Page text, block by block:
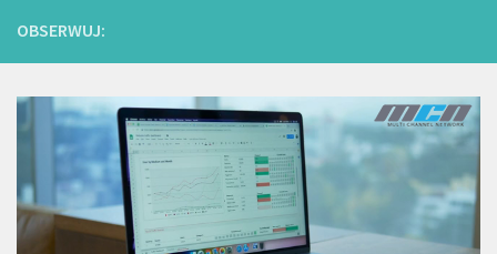
OBSERWUJ: